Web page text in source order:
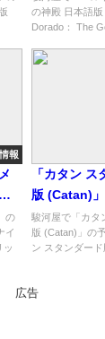
Temples)」
の神殿 日本語
Dorado： The
報
の
イ
ッ
「カタン
版 (Catan)
能なショッ
駿河屋で「カタ
版 (Catan)」の
ン スタンダー
広告